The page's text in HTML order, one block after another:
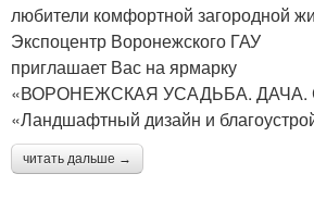
любители комфортной загородной
Экспоцентр Воронежского ГАУ
приглашает Вас на ярмарку
«ВОРОНЕЖСКАЯ УСАДЬБА. ДАЧА.
«Ландшафтный дизайн и
читать дальше →